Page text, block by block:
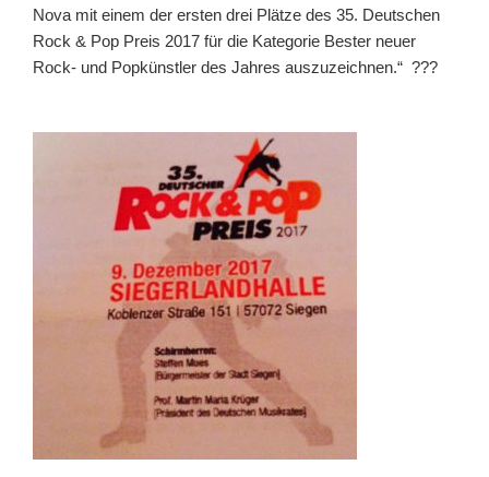
Nova mit einem der ersten drei Plätze des 35. Deutschen
Rock & Pop Preis 2017 für die Kategorie Bester neuer
Rock- und Popkünstler des Jahres auszuzeichnen.“ ???